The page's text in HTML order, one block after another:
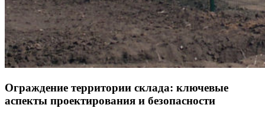
Ограждение территории склада: ключевые
аспекты проектирования и безопасности